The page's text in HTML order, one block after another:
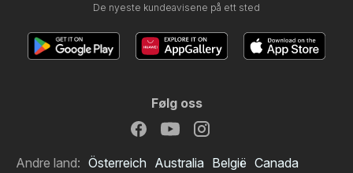
De nyeste kundeavisene på ett sted
Følg oss
Andre land: Österreich Australia België Canada